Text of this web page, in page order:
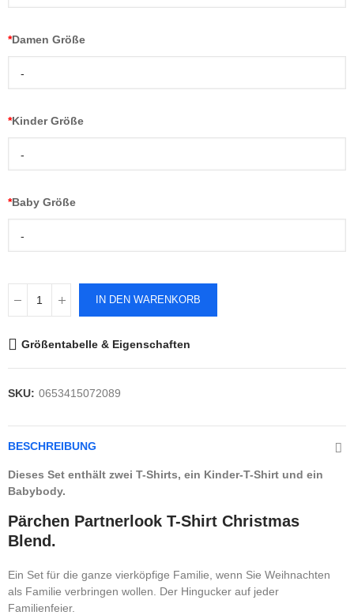
*Damen Größe
-
*Kinder Größe
-
*Baby Größe
-
IN DEN WARENKORB
Größentabelle & Eigenschaften
SKU: 0653415072089
BESCHREIBUNG
Dieses Set enthält zwei T-Shirts, ein Kinder-T-Shirt und ein
Babybody.
Pärchen Partnerlook T-Shirt Christmas
Blend.
Ein Set für die ganze vierköpfige Familie, wenn Sie Weihnachten
als Familie verbringen wollen. Der Hingucker auf jeder
Familienfeier.